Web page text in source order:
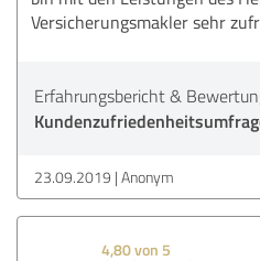
Versicherungsmakler sehr
Erfahrungsbericht &
23.09.2019 Anonym
4,80 von 5